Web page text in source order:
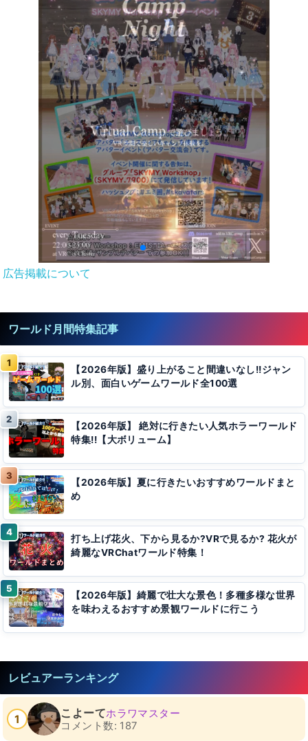
広告掲載について
ワールド月間特集記事
【2026年版】盛り上がること間違いなし!!ジャン
ル別、面白いゲームワールド全100選
【2026年版】 絶対に行きたい人気ホラーワールド
特集!!【大ボリューム】
【2026年版】夏に行きたいおすすめワールドまと
め
打ち上げ花火、下から見るか?VRで見るか? 花火が
綺麗なVRChatワールド特集！
【2026年版】綺麗で壮大な景色！多種多様な世界
を味わえるおすすめ景観ワールドに行こう
レビュアーランキング
1 こよーてホラワマスター
コメント数: 187